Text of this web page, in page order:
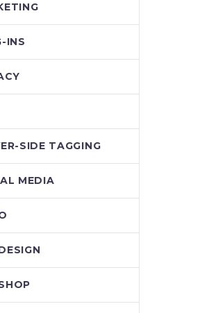
INS
SIDE TAGGING
MEDIA